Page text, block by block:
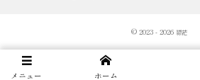
© 2023 - 2026 縹茫
メニュー ホーム